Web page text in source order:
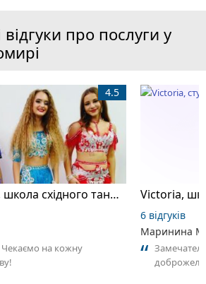
відгуки про послуги у
Hot Arabian Dance, школа східного танцю
4.5
Чекаємо на кожну
6 відгуків
Маринина